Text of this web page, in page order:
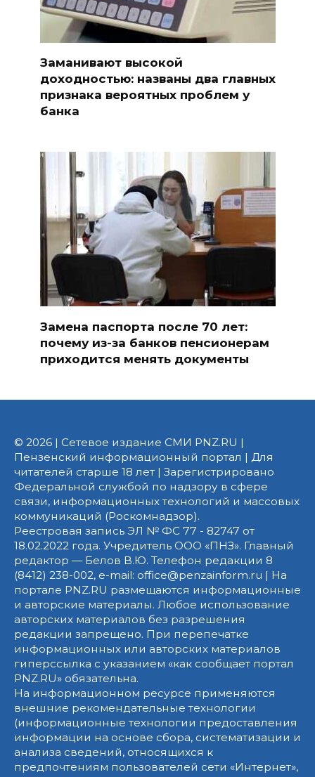
Заманивают высокой
доходностью: названы два главных
признака вероятных проблем у
банка
Замена паспорта после 70 лет:
почему из-за банков пенсионерам
приходится менять документы
© 2026 | Сетевое издание СМИ PNZ.RU |
Пензенский информационный портал | Для
читателей старше 18 лет | Зарегистрировано
Федеральной службой по надзору в сфере
связи, информационных технологий и массовых
коммуникаций (Роскомнадзор).
Реестровая запись ЭЛ № ФС 77 - 82747 от
18.02.2022 года. Учредитель ООО «ПНЗ». Главный
редактор — Белов В.Ю. Телефон редакции 8
(8412) 238-002, e-mail: office@penzainform.ru | На
портале PNZ.RU размещаются информационные
и авторские материалы. Любое использование
авторских материалов без разрешения
редакции запрещено. При перепечатке
информационных или авторских материалов
гиперссылка с указанием «как сообщает портал
PNZ.RU» обязательна.
На информационном ресурсе применяются
внешние рекомендательные технологии
(информационные технологии предоставления
информации на основе сбора, систематизации и
анализа сведений, относящихся к
предпочтениям пользователей сети «Интернет»,